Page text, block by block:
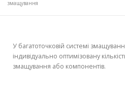
змащування
У багатоточковій системі
індивідуально оптимізовану
змащування або компонентів.